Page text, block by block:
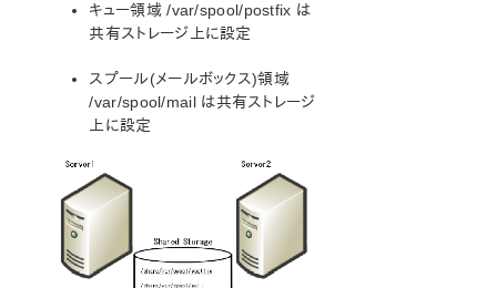
LifeKeeper を使用したノードの OS / カーネルのアップデ
ート (OS パッチ適用)
LifeKeeper for Linux テクニカルドキュメンテーション
ドキュメンテーションについて
LifeKeeper
SIOS DataKeeper for Linux
コマンドラインインターフェース
Application Recovery Kit
キュー領域 /var/spool/postfix は
共有ストレージ上に設定
スプール(メールボックス)領域
/var/spool/mail は共有ストレージ
上に設定